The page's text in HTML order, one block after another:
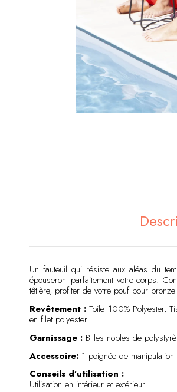
Un fauteuil qui résiste aux aléas du
épouseront parfaitement votre corps.
têtière, profiter de votre pouf pour
Revêtement :Toile 100% Polyester,
en filet polyester
Garnissage : Billes nobles de
Accessoire: 1 poignée de manipulation
Conseils d’utilisation :
Utilisation en intérieur et extérieur